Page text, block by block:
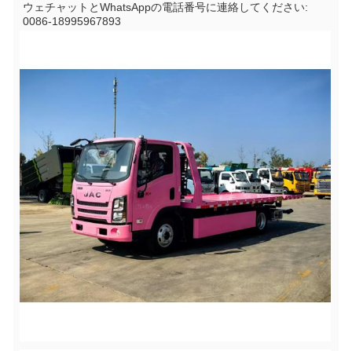
ウェチャットとWhatsAppの電話番号に連絡してください:
0086-18995967893